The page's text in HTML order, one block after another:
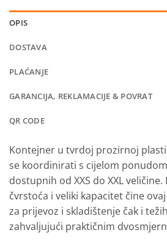
OPIS
DOSTAVA
PLAĆANJE
GARANCIJA, REKLAMACIJE & POVRAT
QR CODE
Kontejner u tvrdoj prozirnoj
se koordinirati s cijelom
dostupnih od XXS do XXL veličine.
čvrstoća i veliki kapacitet čine
za prijevoz i skladištenje čak i
zahvaljujući praktičnim